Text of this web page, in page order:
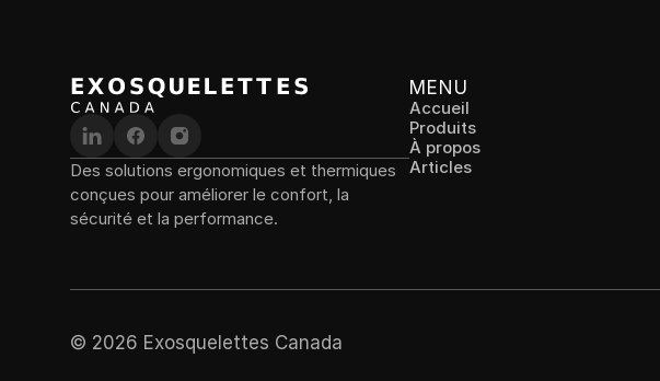
Des solutions ergonomiques et thermiques
conçues pour améliorer le confort, la
sécurité et la performance.
MENU
Accueil
Produits
À propos
Articles
© 2026 Exosquelettes Canada